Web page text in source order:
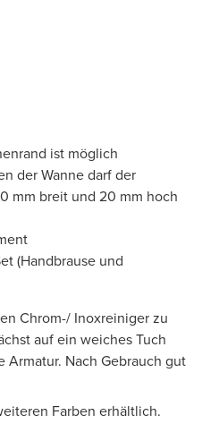
ist möglich
der Wanne darf der
mm breit und 20 mm hoch
(Handbrause und
Chrom-/ Inoxreiniger zu
auf ein weiches Tuch
Nach Gebrauch gut
Farben erhältlich.